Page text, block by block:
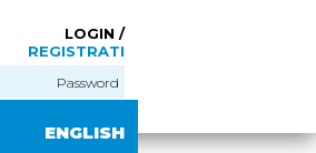
LOGIN /
REGISTRATI
ENGLISH